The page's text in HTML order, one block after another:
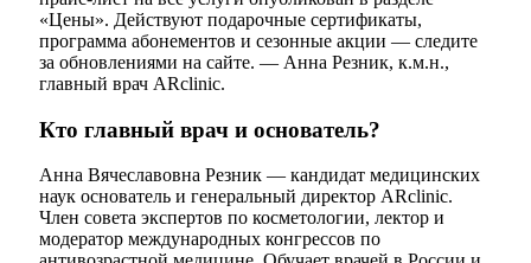
«Цены». Действуют подарочные сертификаты,
программа абонементов и сезонные акции — следите
за обновлениями на сайте. — Анна Резник, к.м.н.,
главный врач ARclinic.
Кто главный врач и основатель?
Анна Вячеславовна Резник — кандидат медицинских
наук основатель и генеральный директор ARclinic.
Член совета экспертов по косметологии, лектор и
модератор международных конгрессов по